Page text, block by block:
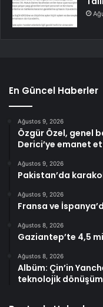
En Güncel Haberler
Ağustos 9, 2026
Özgür Özel, genel
Derici’ye emanet
Ağustos 9, 2026
Pakistan’da
Ağustos 9, 2026
Fransa ve
Ağustos 8, 2026
Gaziantep’te 4,5
Ağustos 8, 2026
Albüm: Çin’in
teknolojik dönüşüm